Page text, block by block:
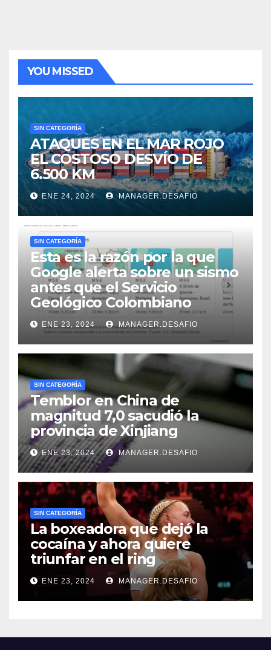
YOU MISSED
SIN CATEGORÍA
ATAQUES EN EL MAR ROJO
EL COSTOSO DESVÍO DE
6.500 KM
ENE 24, 2024 MANAGER.DESAFIO
SIN CATEGORÍA
Esta es la razón por la que
Google alerta sobre un sismo
antes que el Servicio
Geológico Colombiano
ENE 23, 2024 MANAGER.DESAFIO
SIN CATEGORÍA
Temblor en China de
magnitud 7,0 sacudió la
provincia de Xinjiang
ENE 23, 2024 MANAGER.DESAFIO
SIN CATEGORÍA
La boxeadora que dejó la
cocaína y ahora quiere
triunfar en el ring​
ENE 23, 2024 MANAGER.DESAFIO